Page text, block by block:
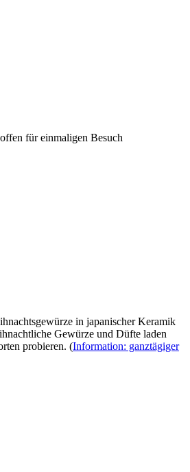
für einmaligen Besuch
in japanischer Keramik
Gewürze und Düfte laden
probieren. (Information: ganztägiger